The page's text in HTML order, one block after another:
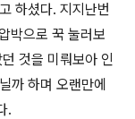
하셨다. 지지난번
박으로 꾹 눌러보
것을 미뤄보아 인
까 하며 오랜만에
.